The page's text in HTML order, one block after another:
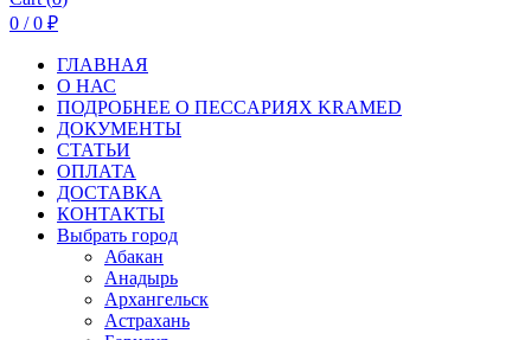
0 / 0 ₽
ГЛАВНАЯ
О НАС
ПОДРОБНЕЕ О ПEСCАРИЯХ KRAMED
ДОКУМЕНТЫ
СТАТЬИ
ОПЛАТА
ДОСТАВКА
КОНТАКТЫ
Выбрать город
Абакан
Анадырь
Архангельск
Астрахань